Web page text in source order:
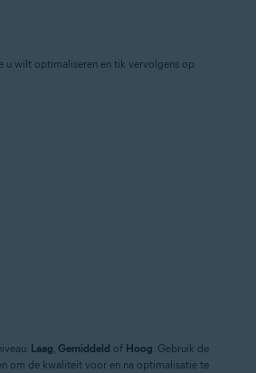
u wilt optimaliseren en tik vervolgens op
Laag, Gemiddeld of Hoog. Gebruik de
om de kwaliteit voor en na optimalisatie te